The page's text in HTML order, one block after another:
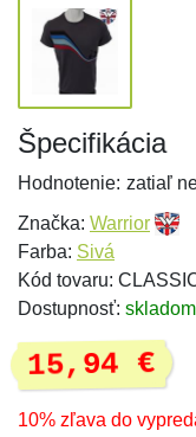
Špecifikácia
Hodnotenie: zatiaľ
Značka: Warrior
Farba: Sivá
Kód tovaru:
Dostupnosť:
15,94 €
10% zľava do